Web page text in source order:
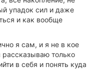
упадок сил и даже
и как вообще
я сам, и я не в кое
только
в себя и понять куда